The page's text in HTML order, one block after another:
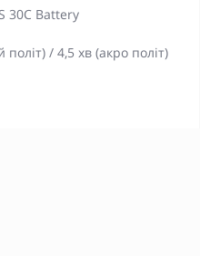
30C Battery
/ 4,5 хв (акро політ)